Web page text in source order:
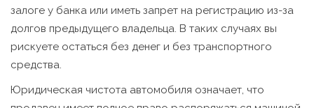
залоге у банка или иметь запрет на регистрацию из-за
долгов предыдущего владельца. В таких случаях вы
рискуете остаться без денег и без транспортного
средства.
Юридическая чистота автомобиля означает, что